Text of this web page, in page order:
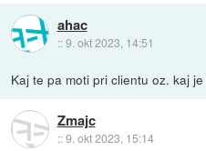
ahac
::9. okt 2023, 14:51
Kaj te pa moti pri clientu oz. kaj
Zmajc
::9. okt 2023, 15:14